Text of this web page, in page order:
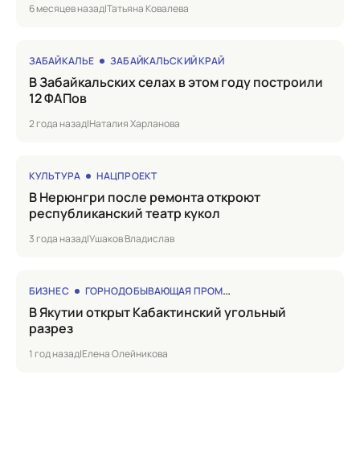
6 месяцев назад|Татьяна Ковалева
ЗАБАЙКАЛЬЕ ЗАБАЙКАЛЬСКИЙ КРАЙ
в Забайкальских селах в этом году построили
12 ФАПов
2 года назад|Наталия Харланова
КУЛЬТУРА НАЦПРОЕКТ
в Нерюнгри после ремонта откроют
республиканский театр кукол
3 года назад|Ушаков Владислав
БИЗНЕС ГОРНОДОБЫВАЮЩАЯ ПРОМЫШЛЕННОСТЬ
в Якутии открыт Кабактинский угольный
разрез
1 год назад|Елена Олейникова